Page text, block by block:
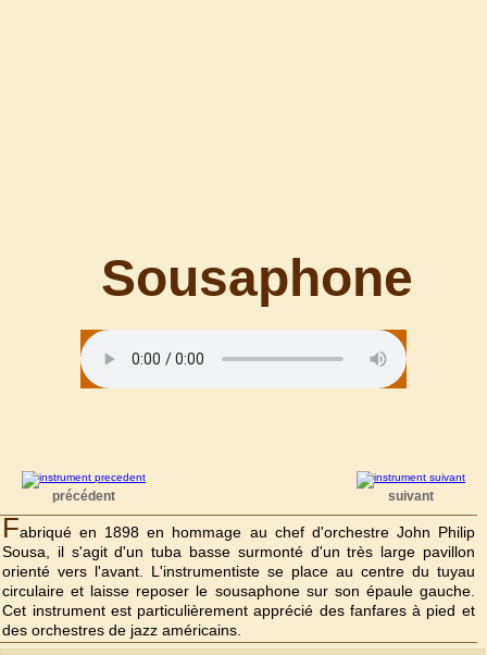
Sousaphone
précédent suivant
Fabriqué en 1898 en hommage au chef d'orchestre John Philip
Sousa, il s'agit d'un tuba basse surmonté d'un très large pavillon
orienté vers l'avant. L'instrumentiste se place au centre du tuyau
circulaire et laisse reposer le sousaphone sur son épaule gauche.
Cet instrument est particulièrement apprécié des fanfares à pied et
des orchestres de jazz américains.